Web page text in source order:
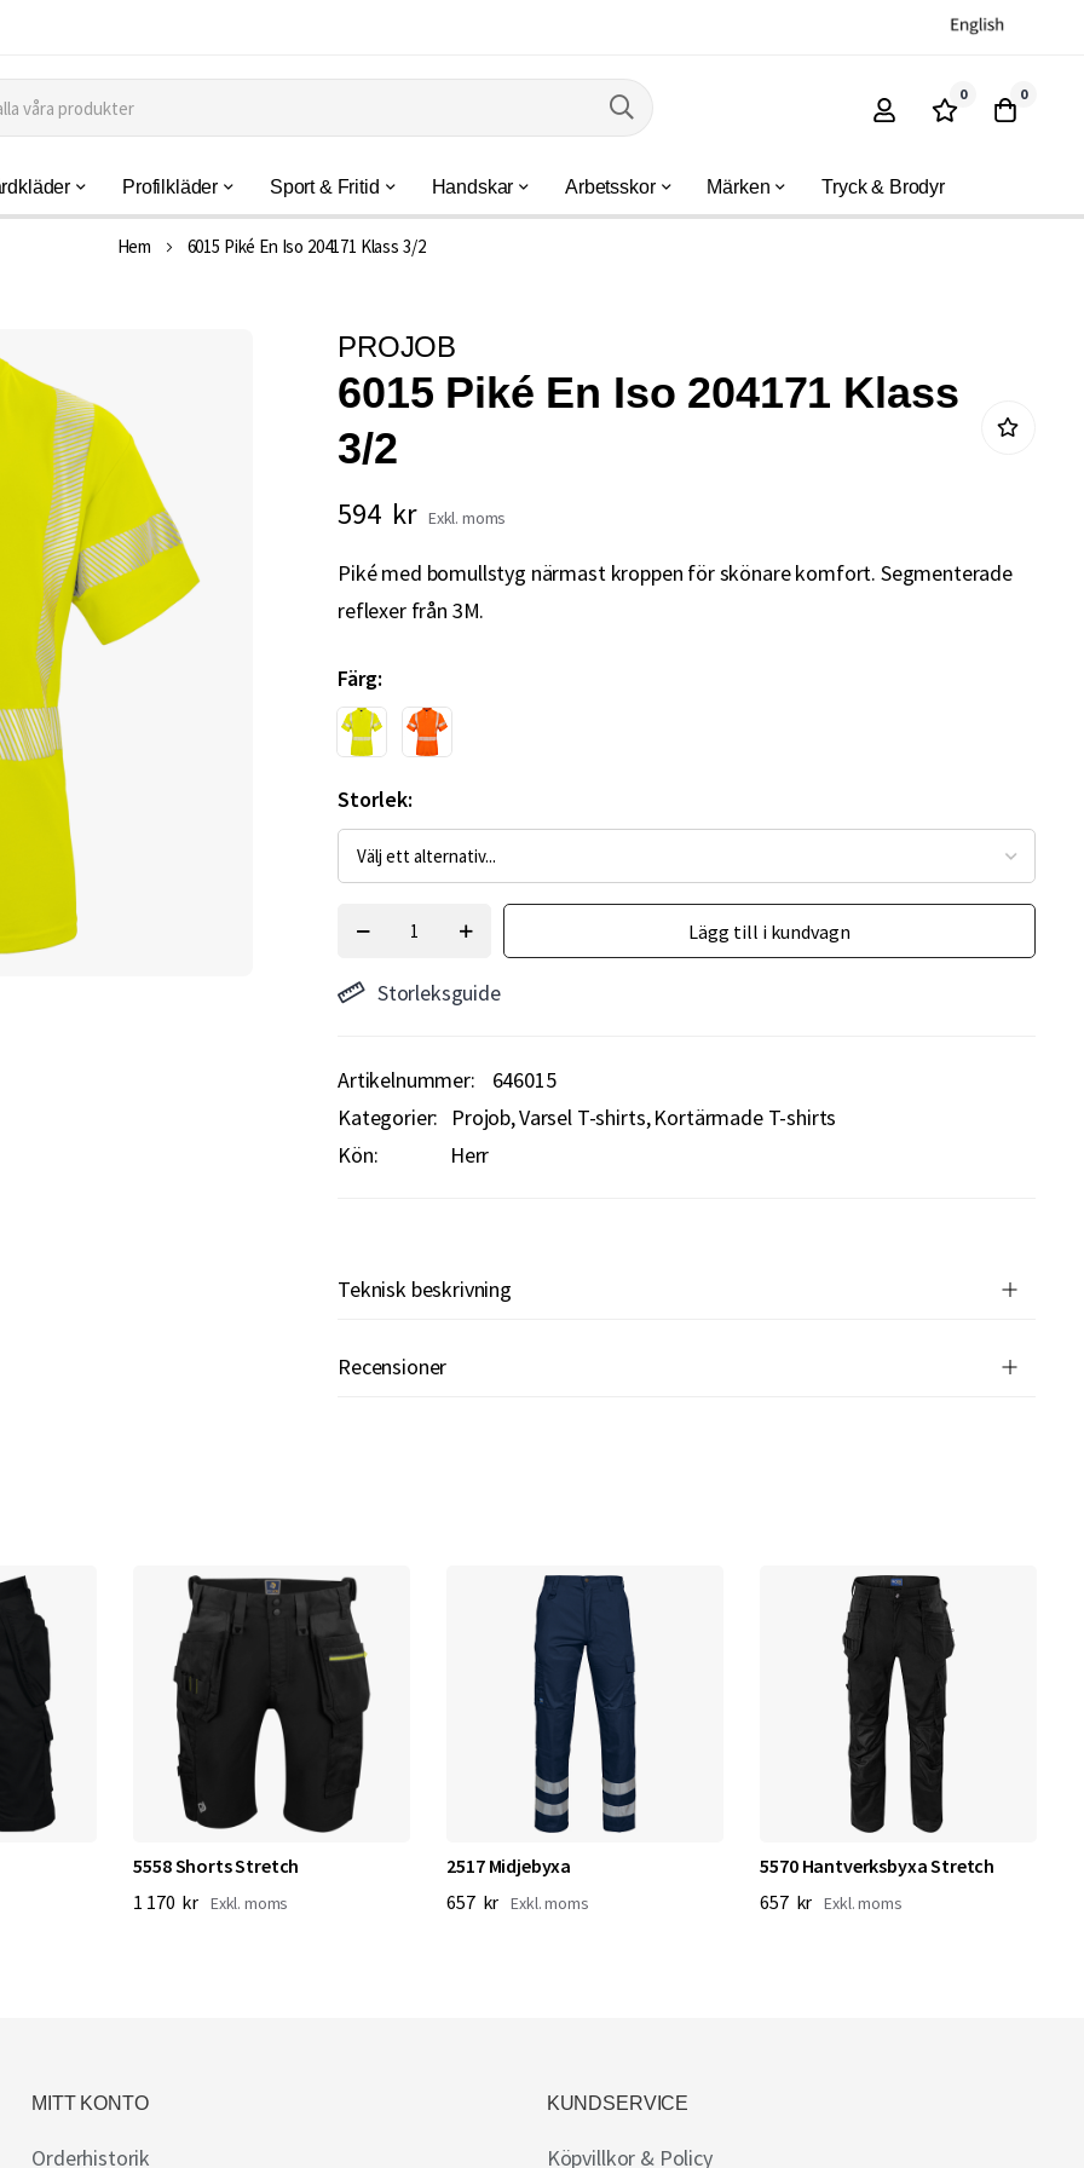
0 0
Profilkläder Sport & Fritid Handskar Arbetsskor Märken Tryck & Brodyr
Hem 6015 Piké En Iso 204171 Klass 3/2
PROJOB
6015 Piké En Iso 204171 Klass
3/2
594 kr
Piké med bomullstyg närmast kroppen för skönare komfort. Segmenterade
reflexer från 3M.
Färg
Storlek
Lägg till i kundvagn
Storleksguide
Artikelnummer
646015
Kategorier:
Projob Varsel T-shirts Kortärmade T-shirts
Kön:
Herr
Teknisk beskrivning
Recensioner
5558 Shorts Stretch
1 170 kr
2517 Midjebyxa
657 kr
5570 Hantverksbyxa Stretch
657 kr
MITT KONTO
Orderhistorik
KUNDSERVICE
Köpvillkor & Policy